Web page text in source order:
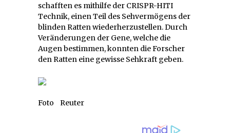
schafften es mithilfe der CRISPR-HITI
Technik, einen Teil des Sehvermögens der
blinden Ratten wiederherzustellen. Durch
Veränderungen der Gene, welche die
Augen bestimmen, konnten die Forscher
den Ratten eine gewisse Sehkraft geben.
Foto Reuter